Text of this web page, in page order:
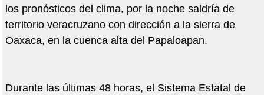
los pronósticos del clima, por la noche saldría de
territorio veracruzano con dirección a la sierra de
Oaxaca, en la cuenca alta del Papaloapan.
Durante las últimas 48 horas, el Sistema Estatal de